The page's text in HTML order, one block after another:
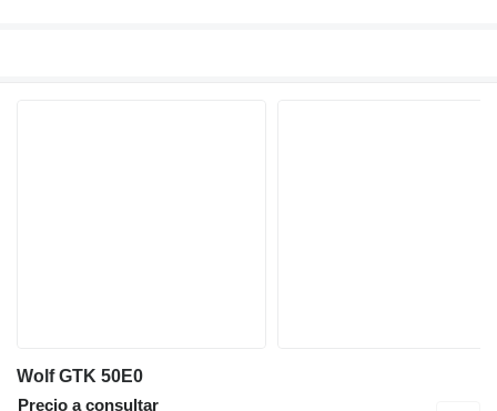
Wolf GTK 50E0
Precio a consultar